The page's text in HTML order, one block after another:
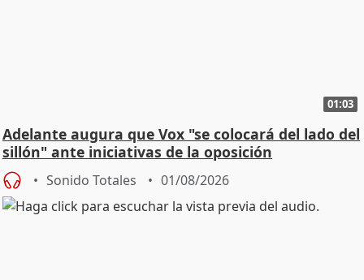
01:03
Adelante augura que Vox "se colocará del lado del
sillón" ante iniciativas de la oposición
Sonido Totales 01/08/2026